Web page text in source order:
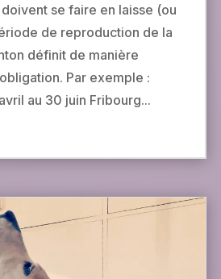
se faire en laisse (ou
de reproduction de la
définit de manière
Par exemple :
au 30 juin Fribourg...